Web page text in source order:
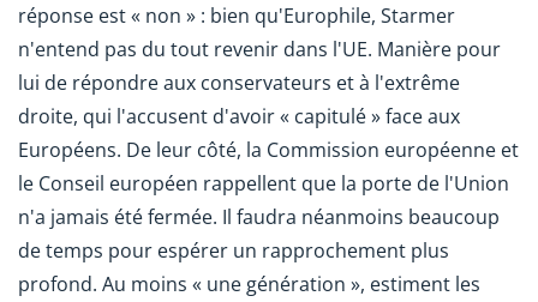
réponse est « non » : bien qu'Europhile, Starmer
n'entend pas du tout revenir dans l'UE. Manière pour
lui de répondre aux conservateurs et à l'extrême
droite, qui l'accusent d'avoir « capitulé » face aux
Européens. De leur côté, la Commission européenne et
le Conseil européen rappellent que la porte de l'Union
n'a jamais été fermée. Il faudra néanmoins beaucoup
de temps pour espérer un rapprochement plus
profond. Au moins « une génération », estiment les